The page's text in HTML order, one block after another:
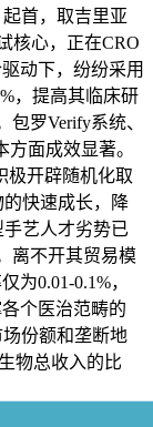
首，取吉里亚
核心，正在CRO
动下，纷纷采用
，提高其临床研
罗Verify系统、
面成效显著。
极开辟随机化取
的快速成长，降
艺人才劣势已
离不开其贸易模
为0.01-0.1%，
个医治范畴的
份额和垄断地
物总收入的比